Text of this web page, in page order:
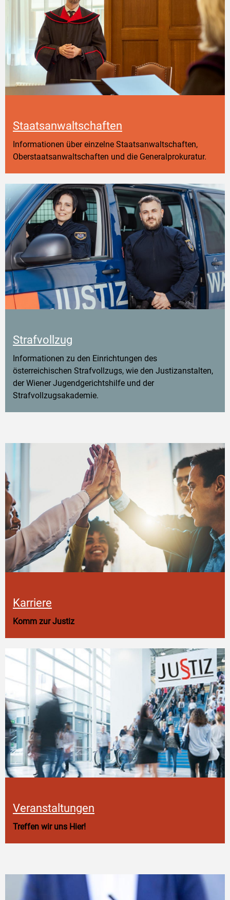
Staatsanwaltschaften
Informationen über einzelne Staatsanwaltschaften,
Oberstaatsanwaltschaften und die Generalprokuratur.
Strafvollzug
Informationen zu den Einrichtungen des
österreichischen Strafvollzugs, wie den Justizanstalten,
der Wiener Jugendgerichtshilfe und der
Strafvollzugsakademie.
Karriere
Komm zur Justiz
Veranstaltungen
Treffen wir uns Hier!